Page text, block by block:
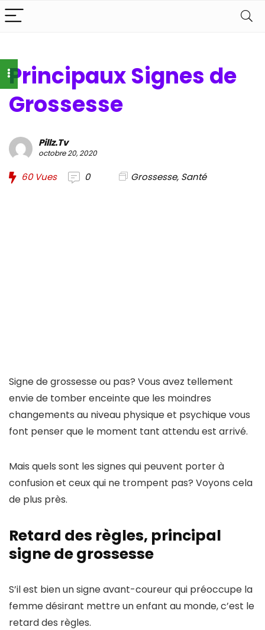
Principaux Signes de
Grossesse
Pillz.Tv
octobre 20, 2020
60Vues 0 Grossesse, Santé
Signe de grossesse ou pas? Vous avez tellement
envie de tomber enceinte que les moindres
changements au niveau physique et psychique vous
font penser que le moment tant attendu est arrivé.
Mais quels sont les signes qui peuvent porter à
confusion et ceux qui ne trompent pas? Voyons cela
de plus près.
Retard des règles, principal
signe de grossesse
S’il est bien un signe avant-coureur qui préoccupe la
femme désirant mettre un enfant au monde, c’est le
retard des règles.